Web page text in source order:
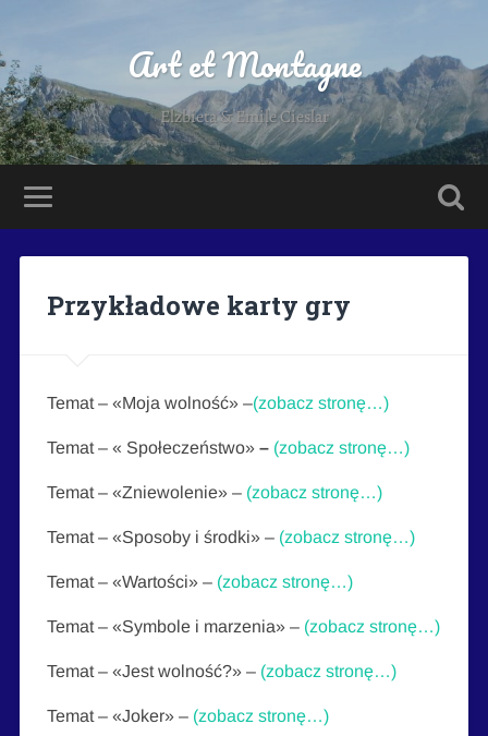
Art et Montagne
Elzbieta & Emile Cieslar
Przykładowe karty gry
Temat – «Moja wolność» –(zobacz stronę…)
Temat – « Społeczeństwo»– (zobacz stronę…)
Temat – «Zniewolenie» –(zobacz stronę…)
Temat – «Sposoby i środki» –(zobacz stronę…)
Temat – «Wartości» – (zobacz stronę…)
Temat – «Symbole i marzenia» – (zobacz stronę…)
Temat – «Jest wolność?» – (zobacz stronę…)
Temat – «Joker» – (zobacz stronę…)